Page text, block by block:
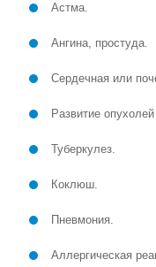
Астма.
Ангина, простуда.
Сердечная или
Развитие
Туберкулез.
Коклюш.
Пневмония.
Аллергическая